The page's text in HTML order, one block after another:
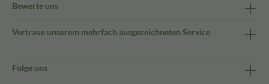
Bewerte uns
Vertraue unserem mehrfach ausgezeichneten Service
Folge uns